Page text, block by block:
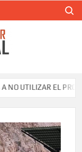
EL PRODUCTO